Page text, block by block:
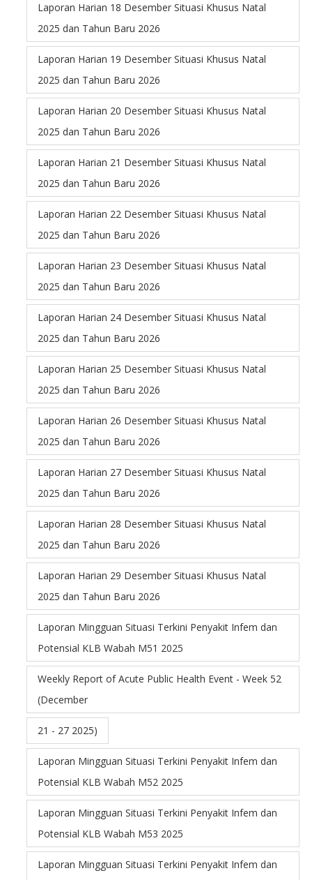
Laporan Harian 18 Desember Situasi Khusus Natal
2025 dan Tahun Baru 2026
Laporan Harian 19 Desember Situasi Khusus Natal
2025 dan Tahun Baru 2026
Laporan Harian 20 Desember Situasi Khusus Natal
2025 dan Tahun Baru 2026
Laporan Harian 21 Desember Situasi Khusus Natal
2025 dan Tahun Baru 2026
Laporan Harian 22 Desember Situasi Khusus Natal
2025 dan Tahun Baru 2026
Laporan Harian 23 Desember Situasi Khusus Natal
2025 dan Tahun Baru 2026
Laporan Harian 24 Desember Situasi Khusus Natal
2025 dan Tahun Baru 2026
Laporan Harian 25 Desember Situasi Khusus Natal
2025 dan Tahun Baru 2026
Laporan Harian 26 Desember Situasi Khusus Natal
2025 dan Tahun Baru 2026
Laporan Harian 27 Desember Situasi Khusus Natal
2025 dan Tahun Baru 2026
Laporan Harian 28 Desember Situasi Khusus Natal
2025 dan Tahun Baru 2026
Laporan Harian 29 Desember Situasi Khusus Natal
2025 dan Tahun Baru 2026
Laporan Mingguan Situasi Terkini Penyakit Infem dan
Potensial KLB Wabah M51 2025
Weekly Report of Acute Public Health Event - Week 52
(December
21 - 27 2025)
Laporan Mingguan Situasi Terkini Penyakit Infem dan
Potensial KLB Wabah M52 2025
Laporan Mingguan Situasi Terkini Penyakit Infem dan
Potensial KLB Wabah M53 2025
Laporan Mingguan Situasi Terkini Penyakit Infem dan